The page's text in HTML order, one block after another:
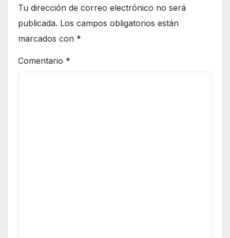
Tu dirección de correo electrónico no será
publicada. Los campos obligatorios están
marcados con *
Comentario *